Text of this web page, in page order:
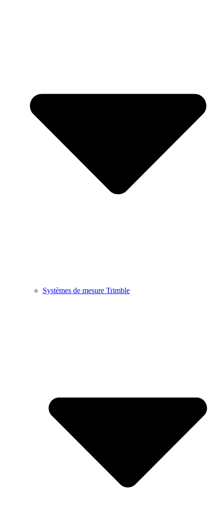
Systèmes de mesure Trimble